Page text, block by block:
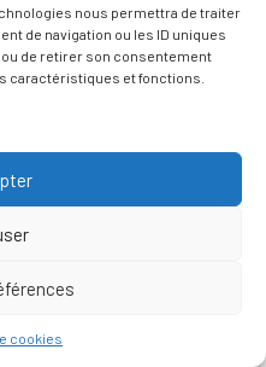
nous permettra de traiter
de navigation ou les ID uniques
de retirer son consentement
caractéristiques et fonctions.
cookies